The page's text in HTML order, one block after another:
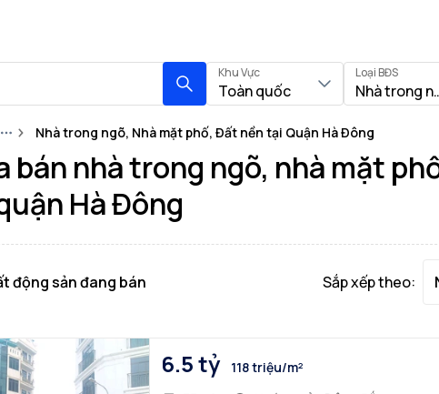
Khu Vực
Toàn quốc
Loại BĐS
Nhà trong
MoreNhà trong ngõ, Nhà mặt phố, Đất nền tại Quận Hà Đông
bán nhà trong ngõ, nhà mặt
Hà Đông
động sảnđang bán Sắp xếp theo:
6.5 tỷ
118 triệu/m²